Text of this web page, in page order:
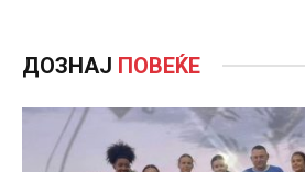
ДОЗНАЈ ПОВЕЌЕ